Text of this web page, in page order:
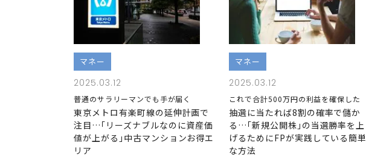
マネー
2025.03.12
普通のサラリーマンでも手が届く
東京メトロ有楽町線の延伸計画で
注目…｢リーズナブルなのに資産価
値が上がる｣中古マンションお得エ
リア
マネー
2025.03.12
これで合計500万円の利益を確保した
抽選に当たれば8割の確率で儲か
る…｢新規公開株｣の当選勝率を上
げるためにFPが実践している簡単
な方法